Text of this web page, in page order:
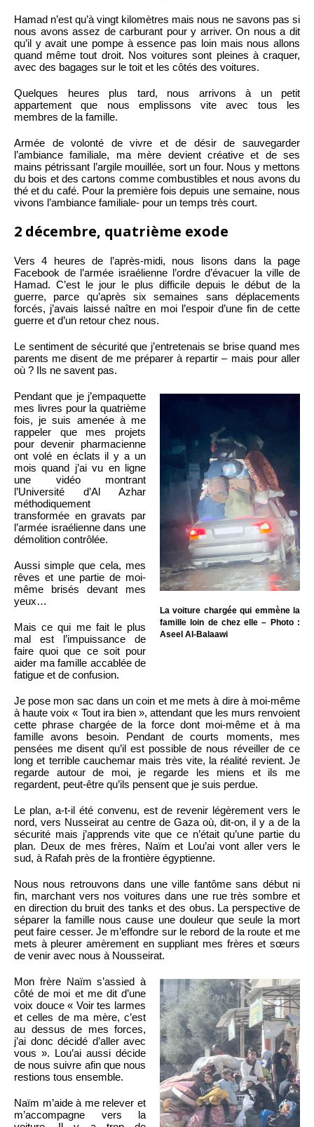
Hamad n’est qu’à vingt kilomètres mais nous ne savons pas si
nous avons assez de carburant pour y arriver. On nous a dit
qu’il y avait une pompe à essence pas loin mais nous allons
quand même tout droit. Nos voitures sont pleines à craquer,
avec des bagages sur le toit et les côtés des voitures.
Quelques heures plus tard, nous arrivons à un petit
appartement que nous emplissons vite avec tous les
membres de la famille.
Armée de volonté de vivre et de désir de sauvegarder
l’ambiance familiale, ma mère devient créative et de ses
mains pétrissant l’argile mouillée, sort un four. Nous y mettons
du bois et des cartons comme combustibles et nous avons du
thé et du café. Pour la première fois depuis une semaine, nous
vivons l’ambiance familiale- pour un temps très court.
2 décembre, quatrième exode
Vers 4 heures de l’après-midi, nous lisons dans la page
Facebook de l’armée israélienne l’ordre d’évacuer la ville de
Hamad. C’est le jour le plus difficile depuis le début de la
guerre, parce qu’après six semaines sans déplacements
forcés, j’avais laissé naître en moi l’espoir d’une fin de cette
guerre et d’un retour chez nous.
Le sentiment de sécurité que j’entretenais se brise quand mes
parents me disent de me préparer à repartir – mais pour aller
où ? Ils ne savent pas.
La voiture chargée qui emmène la
famille loin de chez elle – Photo :
Aseel Al-Balaawi
Pendant que je j’empaquette
mes livres pour la quatrième
fois, je suis amenée à me
rappeler que mes projets
pour devenir pharmacienne
ont volé en éclats il y a un
mois quand j’ai vu en ligne
une vidéo montrant
l’Université d’Al Azhar
méthodiquement
transformée en gravats par
l’armée israélienne dans une
démolition contrôlée.
Aussi simple que cela, mes
rêves et une partie de moi-
même brisés devant mes
yeux…
Mais ce qui me fait le plus
mal est l’impuissance de
faire quoi que ce soit pour
aider ma famille accablée de
fatigue et de confusion.
Je pose mon sac dans un coin et me mets à dire à moi-même
à haute voix « Tout ira bien », attendant que les murs renvoient
cette phrase chargée de la force dont moi-même et à ma
famille avons besoin. Pendant de courts moments, mes
pensées me disent qu’il est possible de nous réveiller de ce
long et terrible cauchemar mais très vite, la réalité revient. Je
regarde autour de moi, je regarde les miens et ils me
regardent, peut-être qu’ils pensent que je suis perdue.
Le plan, a-t-il été convenu, est de revenir légèrement vers le
nord, vers Nusseirat au centre de Gaza où, dit-on, il y a de la
sécurité mais j’apprends vite que ce n’était qu’une partie du
plan. Deux de mes frères, Naïm et Lou’ai vont aller vers le
sud, à Rafah près de la frontière égyptienne.
Nous nous retrouvons dans une ville fantôme sans début ni
fin, marchant vers nos voitures dans une rue très sombre et
en direction du bruit des tanks et des obus. La perspective de
séparer la famille nous cause une douleur que seule la mort
peut faire cesser. Je m’effondre sur le rebord de la route et me
mets à pleurer amèrement en suppliant mes frères et sœurs
de venir avec nous à Nousseirat.
Mon frère Naïm s’assied à
côté de moi et me dit d’une
voix douce « Voir tes larmes
et celles de ma mère, c’est
au dessus de mes forces,
j’ai donc décidé d’aller avec
vous ». Lou’ai aussi décide
de nous suivre afin que nous
restions tous ensemble.
Naïm m’aide à me relever et
m’accompagne vers la